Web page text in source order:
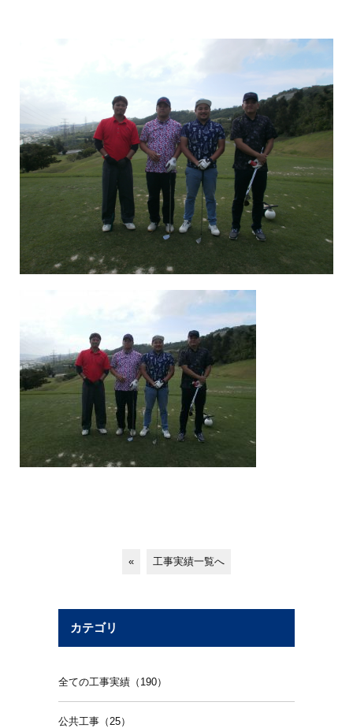
« 工事実績一覧へ
カテゴリ
全ての工事実績（190）
公共工事（25）